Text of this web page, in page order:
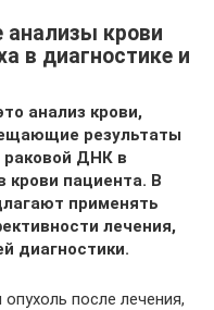
анализы крови
в диагностике и
анализ крови,
результаты
раковой ДНК в
крови пациента. В
применять
лечения,
диагностики.
после лечения,